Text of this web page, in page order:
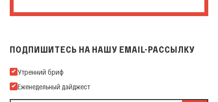
ПОДПИШИТЕСЬ НА НАШУ EMAIL-РАССЫЛКУ
Подпишитесь на нашу Email-рассылку
Утренний бриф
Еженедельный дайджест